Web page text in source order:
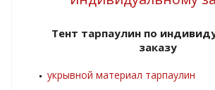
Тент тарпаулин по
заказу
укрывной материал тарпаулин